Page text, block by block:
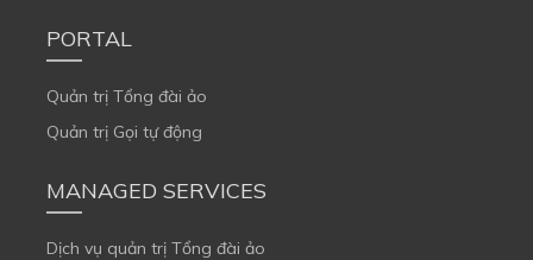
PORTAL
Quản trị Tổng đài ảo
Quản trị Gọi tự động
MANAGED SERVICES
Dịch vụ quản trị Tổng đài ảo